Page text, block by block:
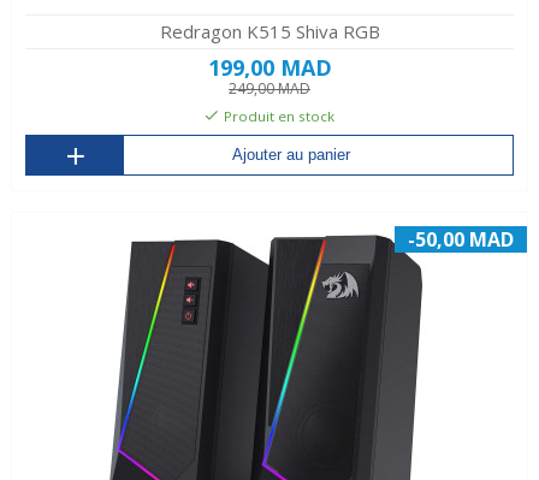
Redragon K515 Shiva RGB
199,00 MAD
249,00 MAD
Produit en stock
Ajouter au panier
-50,00 MAD